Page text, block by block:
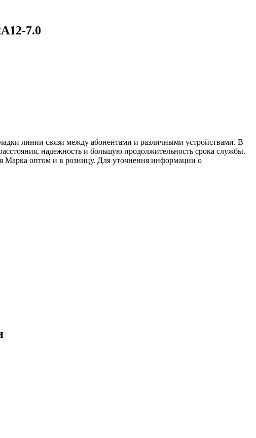
7.0
линии связи между абонентами и различными устройствами. В
надежность и большую продолжительность срока службы.
Марка оптом и в розницу. Для уточнения информации о